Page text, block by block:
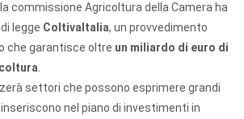
commissione Agricoltura della Camera ha
legge ColtivaItalia, un provvedimento
che garantisce oltre un miliardo di euro di
settori che possono esprimere grandi
nel piano di investimenti in